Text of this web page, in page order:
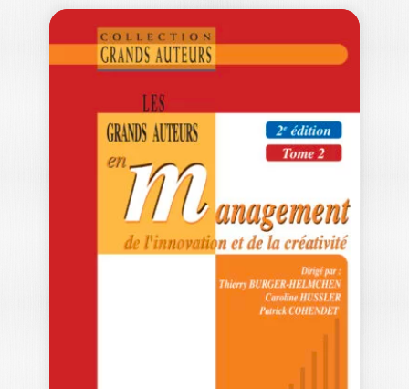
LES GRANDS
AUTEURS EN
PSYCHOLOGIE ET…
ÉMILIE VAYRE